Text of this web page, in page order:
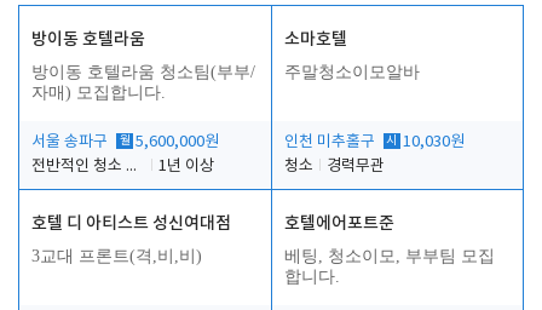
방이동 호텔라움
방이동 호텔라움 청소팀(부부/
자매) 모집합니다.
서울 송파구 월 5,600,000원
전반적인 청소 업무(객실청소.객실정리)
1년 이상
소마호텔
주말청소이모알바
인천 미추홀구 시
10,030원
청소
경력무관
호텔 디 아티스트 성신여대점
3교대 프론트(격,비,비)
호텔에어포트준
베팅, 청소이모, 부부팀 모집
합니다.